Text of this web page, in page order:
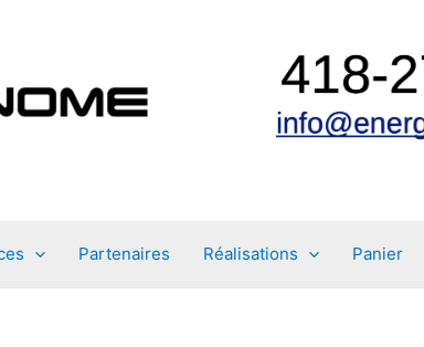
Partenaires Réalisations Panier